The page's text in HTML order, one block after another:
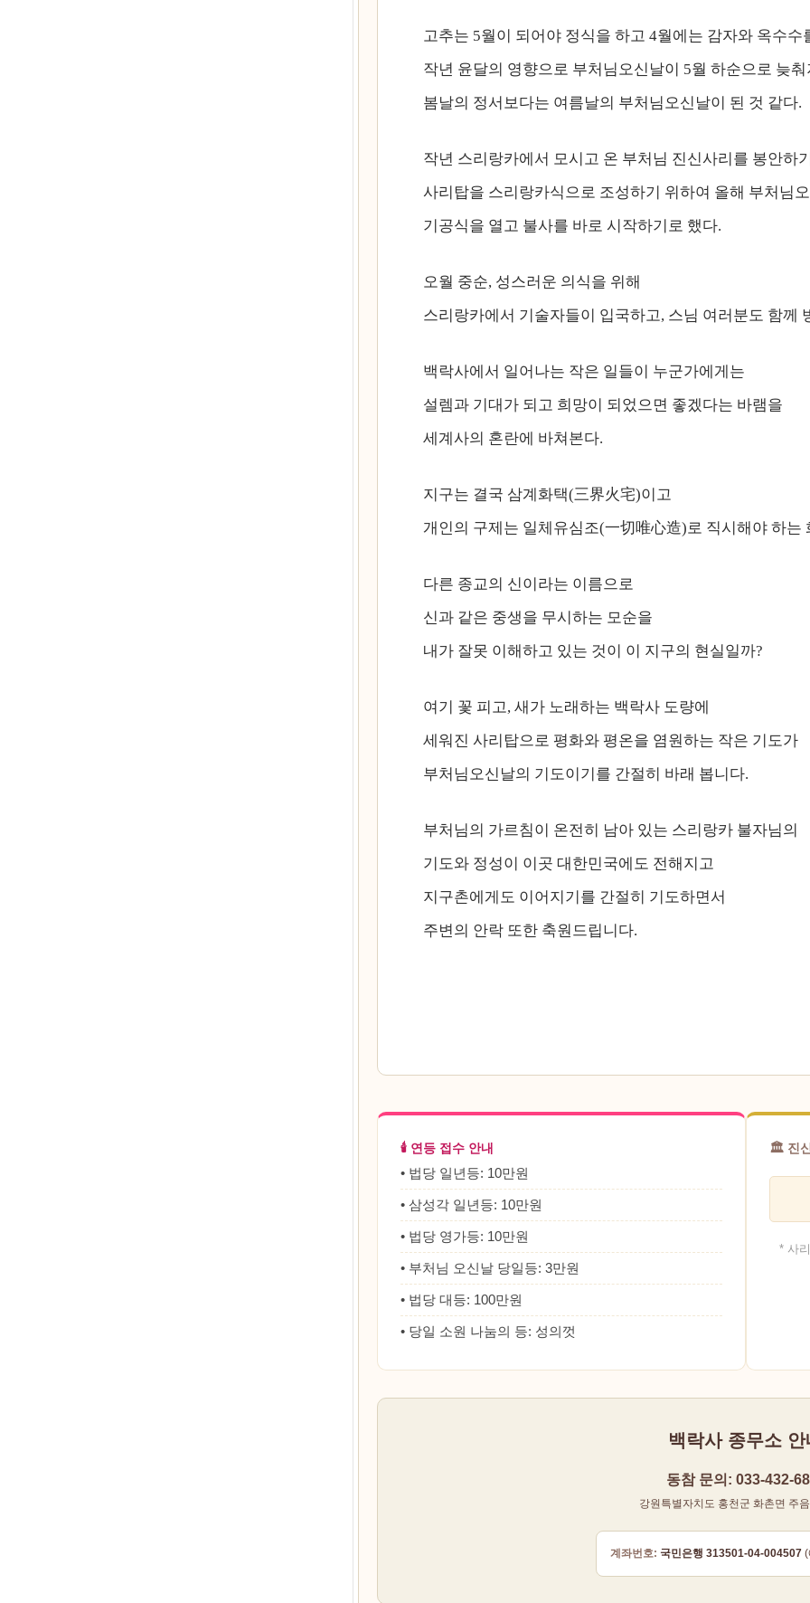
고추는 5월이 되어야 정식을 하고 4월에는 감자와 옥수수
작년 윤달의 영향으로 부처님오신날이 5월 하순으로 늦춰
봄날의 정서보다는 여름날의 부처님오신날이 된 것 같다.
작년 스리랑카에서 모시고 온 부처님 진신사리를 봉안하
사리탑을 스리랑카식으로 조성하기 위하여 올해 부처님
기공식을 열고 불사를 바로 시작하기로 했다.
오월 중순, 성스러운 의식을 위해
스리랑카에서 기술자들이 입국하고, 스님 여러분도 함께
백락사에서 일어나는 작은 일들이 누군가에게는
설렘과 기대가 되고 희망이 되었으면 좋겠다는 바램을
세계사의 혼란에 바쳐본다.
지구는 결국 삼계화택(三界火宅)이고
개인의 구제는 일체유심조(一切唯心造)로 직시해야 하는
다른 종교의 신이라는 이름으로
신과 같은 중생을 무시하는 모순을
내가 잘못 이해하고 있는 것이 이 지구의 현실일까?
여기 꽃 피고, 새가 노래하는 백락사 도량에
세워진 사리탑으로 평화와 평온을 염원하는 작은 기도가
부처님오신날의 기도이기를 간절히 바래 봅니다.
부처님의 가르침이 온전히 남아 있는 스리랑카 불자님의
기도와 정성이 이곳 대한민국에도 전해지고
지구촌에게도 이어지기를 간절히 기도하면서
주변의 안락 또한 축원드립니다.
🕯 연등 접수 안내
• 법당 일년등: 10만원
• 삼성각 일년등: 10만원
• 법당 영가등: 10만원
• 부처님 오신날 당일등: 3만원
• 법당 대등: 100만원
• 당일 소원 나눔의 등: 성의껏
🏛 진
* 사
백락사 종무소 안
동참 문의: 033-432-
강원특별자치도 홍천군 화촌면 주
계좌번호: 국민은행 313501-04-004507(